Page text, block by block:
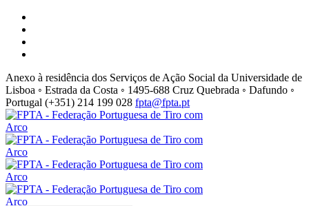
Anexo à residência dos Serviços de Ação Social da Universidade de
Lisboa ◦ Estrada da Costa ◦ 1495-688 Cruz Quebrada ◦ Dafundo ◦
Portugal (+351) 214 199 028 fpta@fpta.pt